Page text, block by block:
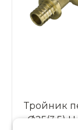
Тройник
-Ø25(3.5)